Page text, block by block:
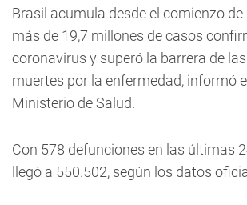
Brasil acumula desde el comienzo
más de 19,7 millones de casos
coronavirus y superó la barrera de
muertes por la enfermedad, informó
Ministerio de Salud.
Con 578 defunciones en las últimas
llegó a 550.502, según los datos